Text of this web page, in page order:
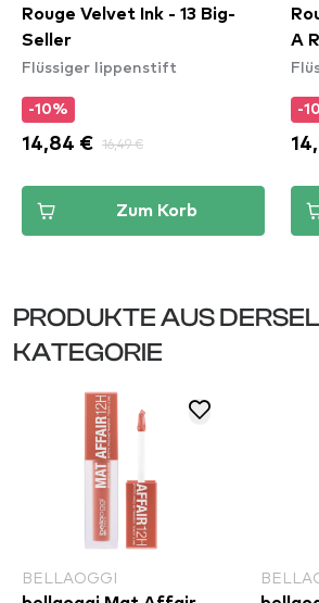
Rouge Velvet Ink - 13 Big-
Seller
Flüssiger lippenstift
-10%
14,84 € 16,49 €
Zum Korb
A
-
PRODUKTE AUS
KATEGORIE
BELLAOGGI